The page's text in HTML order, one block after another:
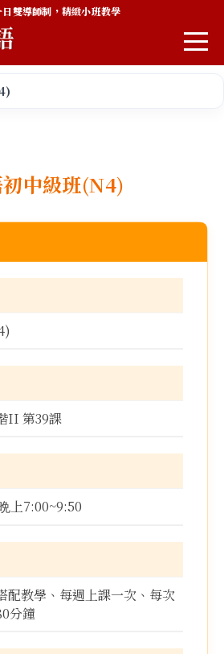
雙導師制，精緻小班教學
初中級班(N4)
II 第39課
上7:00~9:50
配教學、每週上課一次、每次
分鐘